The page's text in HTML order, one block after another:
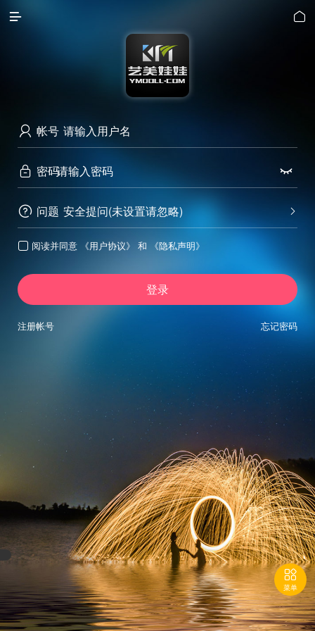
 
 帐号
 密码 
 问题 
安全提问(未设置请忽略)
 阅读并同意 《用户协议》 和 《隐私声明》
登录
忘记密码
注册帐号

菜单